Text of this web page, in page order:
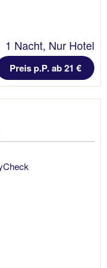
1 Nacht, Nur Hotel
Preis p.P. ab 21 €